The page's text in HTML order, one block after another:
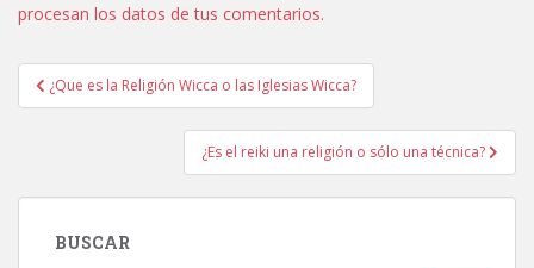
procesan los datos de tus comentarios.
Navegación
de
¿Que es la Religión Wicca o las Iglesias Wicca?
¿Es el reiki una religión o sólo una técnica?
BUSCAR